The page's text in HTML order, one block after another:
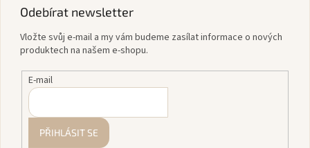
Odebírat newsletter
Vložte svůj e-mail a my vám budeme zasílat informace o nových
produktech na našem e-shopu.
E-mail
PŘIHLÁSIT SE